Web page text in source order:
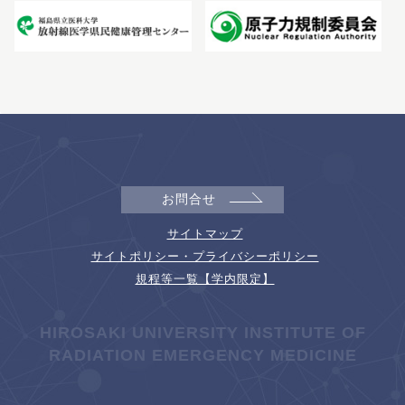
お問合せ
サイトマップ
サイトポリシー・プライバシーポリシー
規程等一覧【学内限定】
HIROSAKI UNIVERSITY INSTITUTE OF
RADIATION EMERGENCY MEDICINE